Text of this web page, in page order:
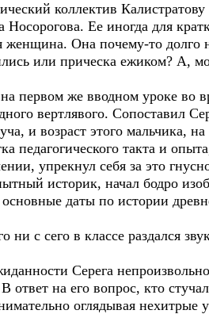
коллектив Калистратову
Носорогова. Ее иногда для
женщина. Она почему-то
или прическа ежиком? А,
первом же вводном уроке во
вертлявого. Сопоставил
и возраст этого мальчика,
педагогического такта и
упрекнул себя за это
историк, начал бодро
даты по истории
с сего в классе раздался
Серега непроизвольно
ответ на его вопрос, кто
оглядывая